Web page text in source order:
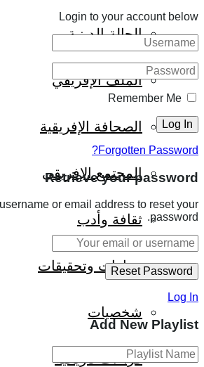
الحالة الدينية
الملف الإفريقي
الصحافة الإفريقية
المجتمع الإفريقي
ثقافة وأدب
حوارات وتحقيقات
شخصيات
قراءات تاريخية
Login to your account below
Remember Me
Forgotten Password?
Retrieve your password
or email address to reset your
password.
Log In
Add New Playlist